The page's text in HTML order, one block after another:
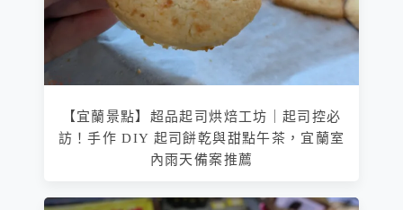
【宜蘭景點】超品起司烘焙工坊｜起司控必
訪！手作 DIY 起司餅乾與甜點午茶，宜蘭室
內雨天備案推薦